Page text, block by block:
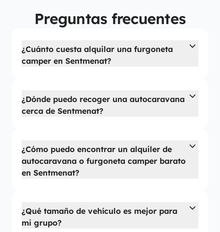
Preguntas frecuentes
¿Cuánto cuesta alquilar una furgoneta
camper en Sentmenat?
¿Dónde puedo recoger una autocaravana
cerca de Sentmenat?
¿Cómo puedo encontrar un alquiler de
autocaravana o furgoneta camper barato
en Sentmenat?
¿Qué tamaño de vehículo es mejor para
mi grupo?